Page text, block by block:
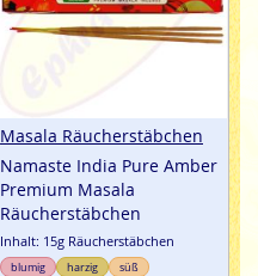
Masala Räucherstäbchen
Namaste India Pure Amber
Premium Masala
Räucherstäbchen
Inhalt: 15g Räucherstäbchen
blumig harzig süß